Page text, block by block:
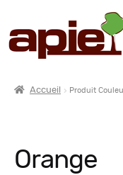
Accueil Produit
Orange